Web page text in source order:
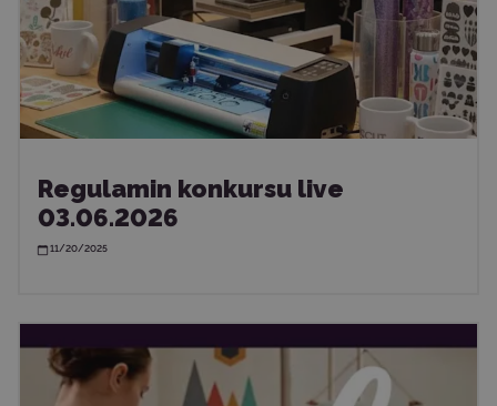
Regulamin konkursu live
03.06.2026
11/20/2025